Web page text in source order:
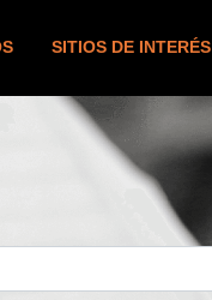
SITIOS DE INTERÉS